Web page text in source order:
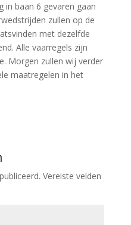
in baan 6 gevaren gaan
zullen op de
met dezelfde
Alle vaarregels zijn
Morgen zullen wij verder
maatregelen in het
Vereiste velden